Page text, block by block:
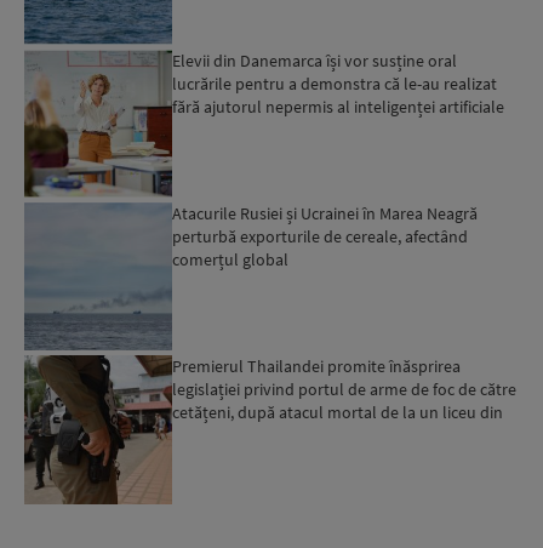
Elevii din Danemarca își vor susține oral
lucrările pentru a demonstra că le-au realizat
fără ajutorul nepermis al inteligenței artificiale
Atacurile Rusiei și Ucrainei în Marea Neagră
perturbă exporturile de cereale, afectând
comerțul global
Premierul Thailandei promite înăsprirea
legislației privind portul de arme de foc de către
cetățeni, după atacul mortal de la un liceu din